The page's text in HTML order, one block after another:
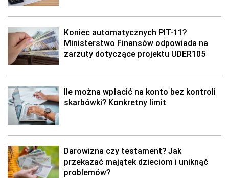
Koniec automatycznych PIT-11?
Ministerstwo Finansów odpowiada na
zarzuty dotyczące projektu UDER105
Ile można wpłacić na konto bez kontroli
skarbówki? Konkretny limit
Darowizna czy testament? Jak
przekazać majątek dzieciom i uniknąć
problemów?